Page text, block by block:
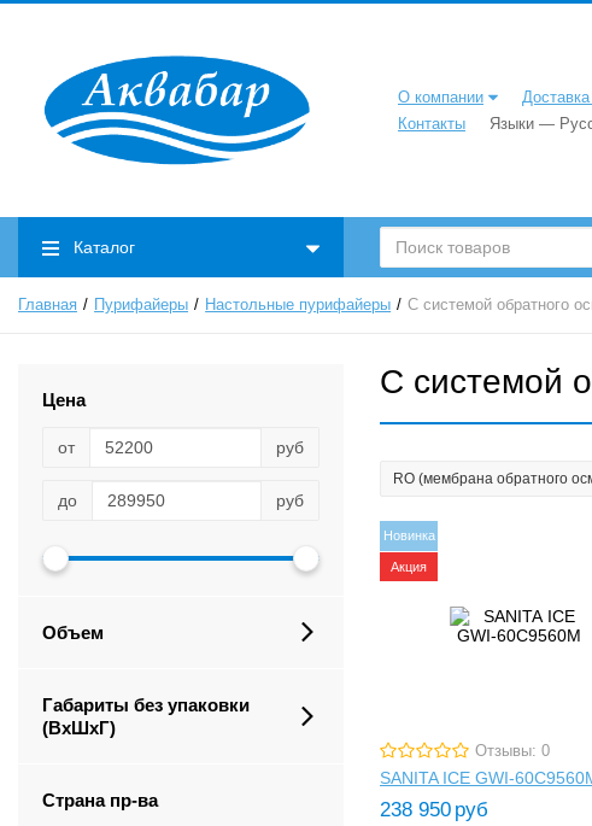
О компании
Контакты
Языки —
Каталог
Главная Пурифайеры Настольные пурифайеры C системой обратного
Цена
от руб
до руб
Объем
Габариты без упаковки
(ВxШxГ)
Страна пр-ва
C системой
RO (мембрана обратного
Новинка
Акция
Отзывы: 0
SANITA ICE GWI-
238 950 руб